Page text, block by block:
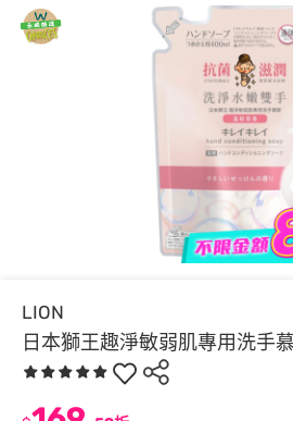
LION
日本獅王趣淨敏弱肌專用洗手